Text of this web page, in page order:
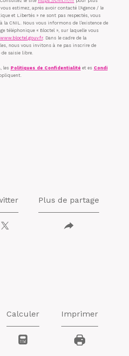
estimez, après avoir contacté l'Agence / le
et Libertés » ne sont pas respectés, vous
la CNIL. Nous vous informons de l’existence de
téléphonique « Bloctel », sur laquelle vous
. Dans le cadre de la
nous vous invitons à ne pas inscrire de
de saisie libre.
les Politiques de Confidentialité et es Condi
Plus de partage
Calculer Imprimer